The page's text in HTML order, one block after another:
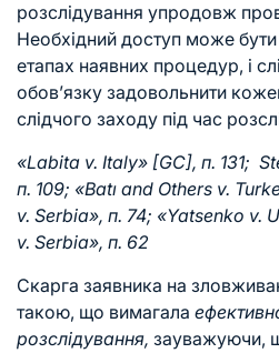
розслідування упродовж
Необхідний доступ може
етапах наявних процедур, і
обов’язку задовольнити
слідчого заходу під час
«Labita v. Italy» [GC], п. 131;
п. 109; «Batı and Others v.
v. Serbia», п. 74; «Yatsenko v.
v. Serbia», п. 62
Скарга заявника на
такою, що вимагала
розслідування, зауважуючи,